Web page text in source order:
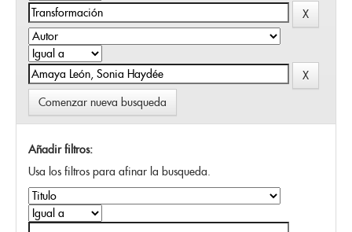
Comenzar nueva busqueda
Añadir filtros:
Usa los filtros para afinar la busqueda.